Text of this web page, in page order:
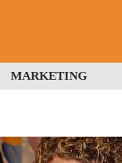
MARKETING